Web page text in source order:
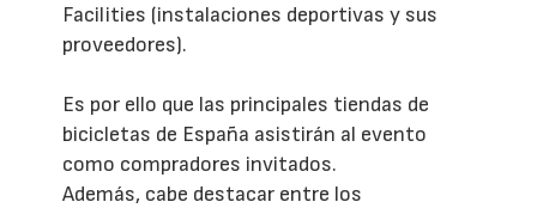
Facilities (instalaciones deportivas y sus
proveedores).
Es por ello que las principales tiendas de
bicicletas de España asistirán al evento
como compradores invitados.
Además, cabe destacar entre los